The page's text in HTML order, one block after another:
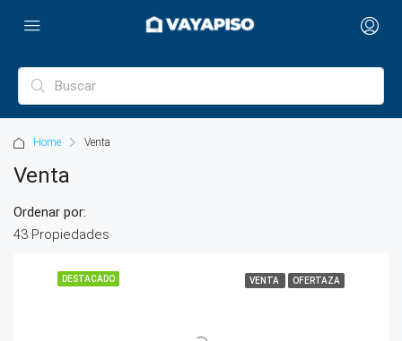
Home Venta
Venta
43 Propiedades
Ordenar por:
DESTACADO VENTA OFERTAZA